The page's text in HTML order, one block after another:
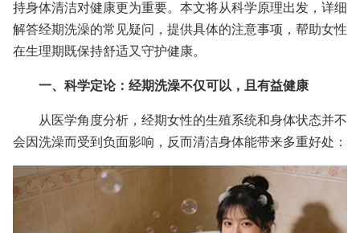
持身体清洁对健康更为重要。本文将从科学原理出发，详细
解答经期洗澡的常见疑问，提供具体的注意事项，帮助女性
在生理期既保持舒适又守护健康。
一、科学定论：经期洗澡不仅可以，且有益健康
从医学角度分析，经期女性的生殖系统和身体状态并不
会因洗澡而受到负面影响，反而清洁身体能带来多重好处：